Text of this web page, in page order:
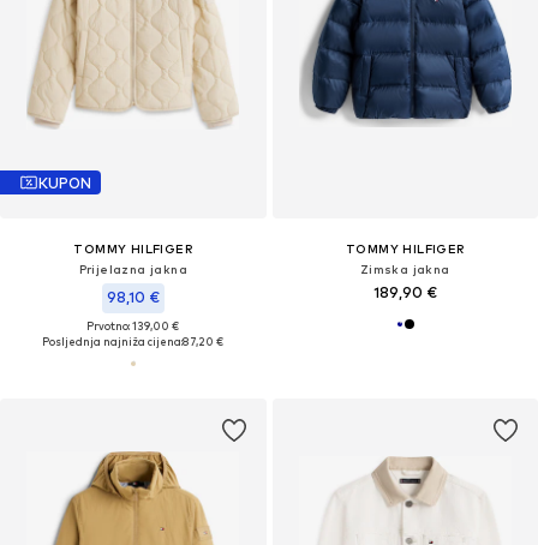
KUPON
TOMMY HILFIGER
Prijelazna jakna
98,10 €
Prvotno: 139,00 €
Posljednja najniža cijena:87,20 €
TOMMY HILFIGER
Zimska jakna
189,90 €